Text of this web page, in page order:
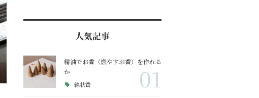
人気記事
精油でお香（燃やすお香）を作れる
か
線状香 01